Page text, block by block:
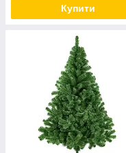
Купити